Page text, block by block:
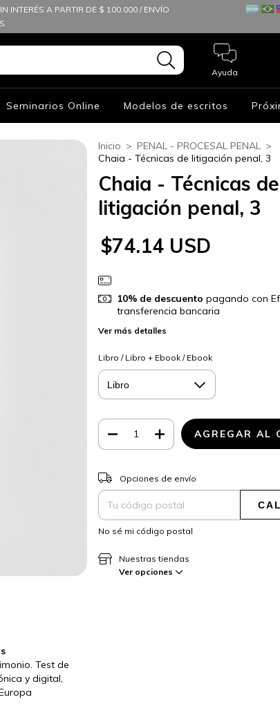
INTERÉS A PARTIR DE $ 100.000 / ENVÍO
Ayuda
Seminarios Online Modelos de escritos
Test de
y digital,
Inicio > PENAL - PROCESAL PENAL
>
Chaia - Técnicas de litigación penal, 3
Chaia - Técnicas de
litigación penal, 3
$74.14 USD
10% de descuento pagando con
transferencia bancaria
Ver más detalles
Libro / Libro + Ebook / Ebook
Entregas para el CP:
Opciones de envío
No sé mi código postal
Nuestras tiendas
Ver opciones